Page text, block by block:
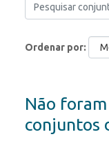
Ordenar por
Não
conjuntos